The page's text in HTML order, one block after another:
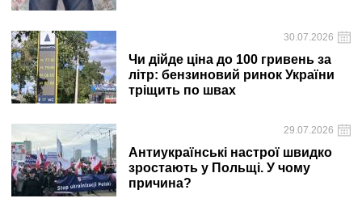
30.07.2026
Чи дійде ціна до 100 гривень за
літр: бензиновий ринок України
тріщить по швах
29.07.2026
Антиукраїнські настрої швидко
зростають у Польщі. У чому
причина?